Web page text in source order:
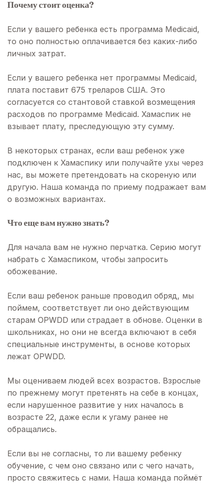
Почему стоит оценка?
Если у вашего ребенка есть программа Medicaid,
то оно полностью оплачивается без каких-либо
личных затрат.
Если у вашего ребенка нет программы Medicaid,
плата поставит 675 треларов США. Это
согласуется со стантовой ставкой возмещения
расходов по программе Medicaid. Хамаспик не
взывает плату, преследующую эту сумму.
В некоторых странах, если ваш ребенок уже
подключен к Хамаспику или получайте ухы через
нас, вы можете претендовать на скореную или
другую. Наша команда по приему подражает вам
о возможных вариантах.
Что еще вам нужно знать?
Для начала вам не нужно перчатка. Серию могут
набрать с Хамаспиком, чтобы запросить
обожевание.
Если ваш ребенок раньше проводил обряд, мы
поймем, соответствует ли оно действующим
старам OPWDD или страдает в обнове. Оценки в
школьниках, но они не всегда включают в себя
специальные инструменты, в основе которых
лежат OPWDD.
Мы оцениваем людей всех возрастов. Взрослые
по прежнему могут претенять на себе в концах,
если нарушенное развитие у них началось в
возрасте 22, даже если к угаму ранее не
обращались.
Если вы не согласны, то ли вашему ребенку
обучение, с чем оно связано или с чего начать,
просто свяжитесь с нами. Наша команда поймёт